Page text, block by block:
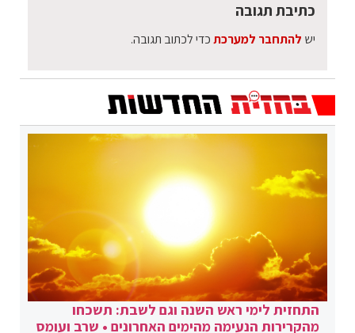
כתיבת תגובה
יש להתחבר למערכתכדי לכתוב תגובה.
התחזית לימי ראש השנה וגם לשבת: תשכחו
מהקרירות הנעימה מהימים האחרונים • שרב ועומס